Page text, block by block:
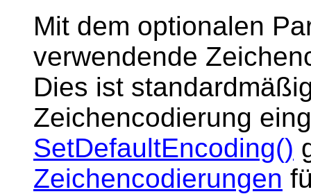
Mit dem optionalen
verwendende
Dies ist
Zeichencodierung
SetDefaultEncoding()
Zeichencodierungen